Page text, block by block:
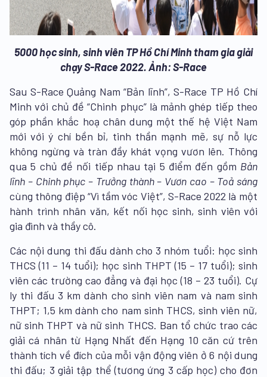
5000 học sinh, sinh viên TP Hồ Chí Minh tham gia giải
chạy S-Race 2022. Ảnh: S-Race
Sau S-Race Quảng Nam “Bản lĩnh”, S-Race TP Hồ Chí
Minh với chủ đề “Chinh phục” là mảnh ghép tiếp theo
góp phần khắc hoạ chân dung một thế hệ Việt Nam
mới với ý chí bền bỉ, tinh thần mạnh mẽ, sự nỗ lực
không ngừng và tràn đầy khát vọng vươn lên. Thông
qua 5 chủ đề nối tiếp nhau tại 5 điểm đến gồm Bản
lĩnh – Chinh phục – Trưởng thành – Vươn cao – Toả sáng
cùng thông điệp “Vì tầm vóc Việt”, S-Race 2022 là một
hành trình nhân văn, kết nối học sinh, sinh viên với
gia đình và thầy cô.
Các nội dung thi đấu dành cho 3 nhóm tuổi: học sinh
THCS (11 – 14 tuổi); học sinh THPT (15 – 17 tuổi); sinh
viên các trường cao đẳng và đại học (18 – 23 tuổi). Cự
ly thi đấu 3 km dành cho sinh viên nam và nam sinh
THPT; 1,5 km dành cho nam sinh THCS, sinh viên nữ,
nữ sinh THPT và nữ sinh THCS. Ban tổ chức trao các
giải cá nhân từ Hạng Nhất đến Hạng 10 căn cứ trên
thành tích về đích của mỗi vận động viên ở 6 nội dung
thi đấu; 3 giải tập thể (tương ứng 3 cấp học) cho đơn